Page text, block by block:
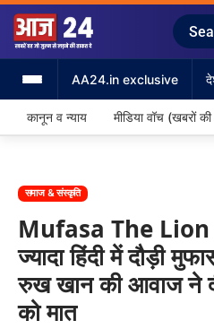
AA24.in exclusive
कानून व न्याय मीडिया वॉच (खबरों
समाज & संस्कृति
Mufasa The Lion
ज्यादा हिंदी में दौड़ी
रुख खान की आवाज ने
को मात